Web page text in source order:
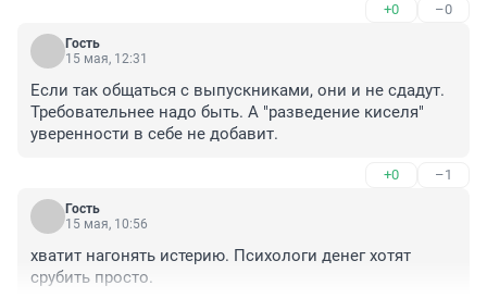
2 дня ходил из угла в угол. На 3-й сел в 11 утра за
учебники. Закончил в 5 утра следующего дня, поспал
3 часа и сдал на 5/5. Сам удивился.
+0 –0
Гость
15 мая, 12:31
Если так общаться с выпускниками, они и не сдадут.
Требовательнее надо быть. А "разведение киселя"
уверенности в себе не добавит.
+0 –1
Гость
15 мая, 10:56
хватит нагонять истерию. Психологи денег хотят
срубить просто.